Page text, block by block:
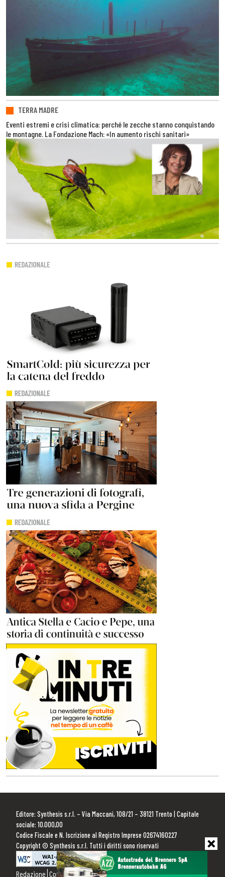
TERRA MADRE
Eventi estremi e crisi climatica: perché le zecche stanno conquistando
le montagne. La Fondazione Mach: «In aumento rischi sanitari»
Editore: Synthesis s.r.l. – Via Maccani, 108/21 – 38121 Trento | Capitale
sociale: 10.000,00
Codice Fiscale e N. Iscrizione al Registro Imprese 02674160227
Copyright © Synthesis s.r.l. Tutti i diritti sono riservati
Redazione Contattaci Pubblicità Privacy Policy Cookie Policy